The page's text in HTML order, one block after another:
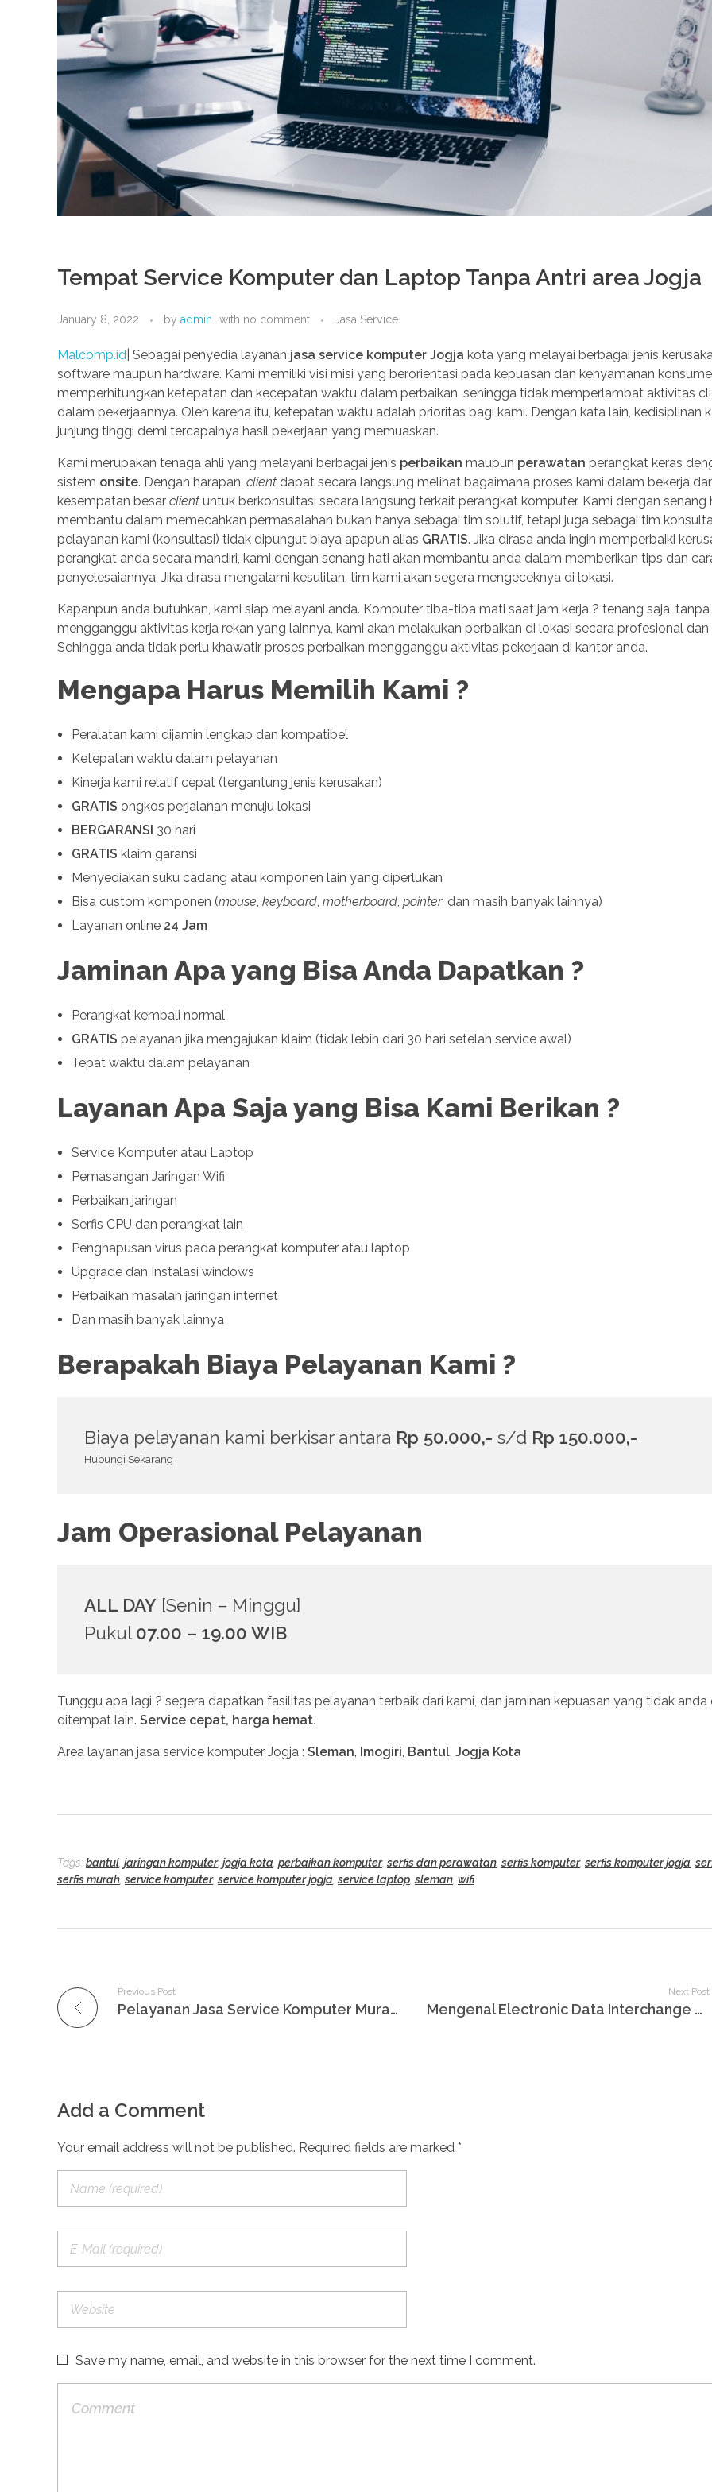
Tempat Service Komputer dan Laptop Tanpa Antri area Jogja
January 8, 2022 by admin with no comment Jasa Service
Malcomp.id | Sebagai penyedia layanan jasa service komputer Jogja kota yang melayai berbagai jenis
software maupun hardware. Kami memiliki visi misi yang berorientasi pada kepuasan dan kenyamanan
memperhitungkan ketepatan dan kecepatan waktu dalam perbaikan, sehingga tidak memperlambat aktivitas
dalam pekerjaannya. Oleh karena itu, ketepatan waktu adalah prioritas bagi kami. Dengan kata lain, kedisiplinan
junjung tinggi demi tercapainya hasil pekerjaan yang memuaskan.
Kami merupakan tenaga ahli yang melayani berbagai jenis perbaikan maupun perawatan perangkat keras
sistem onsite. Dengan harapan, client dapat secara langsung melihat bagaimana proses kami dalam bekerja
kesempatan besar client untuk berkonsultasi secara langsung terkait perangkat komputer. Kami dengan senang
membantu dalam memecahkan permasalahan bukan hanya sebagai tim solutif, tetapi juga sebagai tim
pelayanan kami (konsultasi) tidak dipungut biaya apapun alias GRATIS. Jika dirasa anda ingin memperbaiki
perangkat anda secara mandiri, kami dengan senang hati akan membantu anda dalam memberikan tips dan
penyelesaiannya. Jika dirasa mengalami kesulitan, tim kami akan segera mengeceknya di lokasi.
Kapanpun anda butuhkan, kami siap melayani anda. Komputer tiba-tiba mati saat jam kerja ? tenang saja, tanpa
mengganggu aktivitas kerja rekan yang lainnya, kami akan melakukan perbaikan di lokasi secara profesional dan
Sehingga anda tidak perlu khawatir proses perbaikan mengganggu aktivitas pekerjaan di kantor anda.
Mengapa Harus Memilih Kami ?
Peralatan kami dijamin lengkap dan kompatibel
Ketepatan waktu dalam pelayanan
Kinerja kami relatif cepat (tergantung jenis kerusakan)
GRATIS ongkos perjalanan menuju lokasi
BERGARANSI 30 hari
GRATIS klaim garansi
Menyediakan suku cadang atau komponen lain yang diperlukan
Bisa custom komponen (mouse, keyboard, motherboard, pointer, dan masih banyak lainnya)
Layanan online24 Jam
Jaminan Apa yang Bisa Anda Dapatkan ?
Perangkat kembali normal
GRATIS pelayanan jika mengajukan klaim (tidak lebih dari 30 hari setelah service awal)
Tepat waktu dalam pelayanan
Layanan Apa Saja yang Bisa Kami Berikan ?
Service Komputer atau Laptop
Pemasangan Jaringan Wifi
Perbaikan jaringan
Serfis CPU dan perangkat lain
Penghapusan virus pada perangkat komputer atau laptop
Upgrade dan Instalasi windows
Perbaikan masalah jaringan internet
Dan masih banyak lainnya
Berapakah Biaya Pelayanan Kami ?
Biaya pelayanan kami berkisar antara Rp 50.000,- s/d Rp 150.000,-
Hubungi Sekarang
Jam Operasional Pelayanan
ALL DAY[Senin – Minggu]
Pukul07.00 – 19.00 WIB
Tunggu apa lagi ? segera dapatkan fasilitas pelayanan terbaik dari kami, dan jaminan kepuasan yang tidak anda
ditempat lain. Service cepat, harga hemat.
Area layanan jasa service komputer Jogja : Sleman, Imogiri, Bantul, Jogja Kota
Tags: bantul, jaringan komputer, jogja kota, perbaikan komputer,serfis dan perawatan,serfis komputer,serfis komputer jogja,
serfis murah,service komputer,service komputer jogja,service laptop,sleman, wifi
Previous Post
Pelayanan Jasa Service Komputer Murah area Gondomanan
Next Post
Mengenal Electronic Data Interchange dalam Dunia Bisnis
Add a Comment
Your email address will not be published. Required fields are marked *
Save my name, email, and website in this browser for the next time I comment.